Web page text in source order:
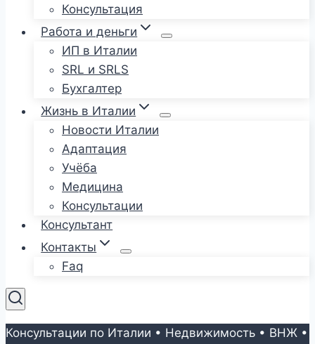
Консультация
Работа и деньги
ИП в Италии
SRL и SRLS
Бухгалтер
Жизнь в Италии
Новости Италии
Адаптация
Учёба
Медицина
Консультации
Консультант
Контакты
Faq
Консультации по Италии • Недвижимость • ВНЖ •